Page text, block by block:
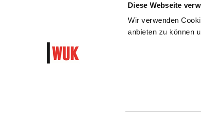
Diese Webseite
Wir verwenden
anbieten zu können
ARTIKEL LESEN